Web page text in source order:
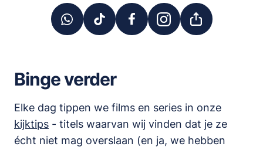
Binge verder
Elke dag tippen we films en series in onze
kijktips - titels waarvan wij vinden dat je ze
écht niet mag overslaan (en ja, we hebben